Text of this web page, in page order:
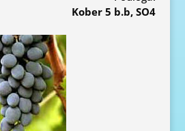
Kober 5 b.b, SO4